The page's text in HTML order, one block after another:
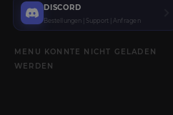
DISCORD
Bestellungen | Support | Anfragen
MENU KONNTE NICHT GELADEN
WERDEN